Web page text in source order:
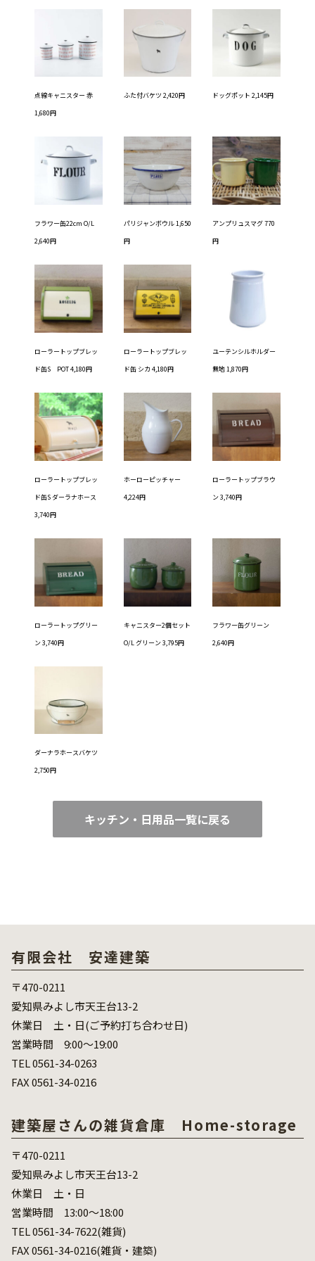
点線キャニスター 赤
1,680円
ふた付バケツ 2,420円 ドッグポット 2,145円
フラワー缶22cm O/L
2,640円
パリジャンボウル 1,650
円
アンプリュスマグ 770
円
ローラートップブレッ
ド缶S POT 4,180円
ローラートップブレッ
ド缶 シカ 4,180円
ユーテンシルホルダー
無地 1,870円
ローラートップブレッ
ド缶S ダーラナホース
3,740円
ホーローピッチャー
4,224円
ローラートップブラウ
ン 3,740円
ローラートップグリー
ン 3,740円
キャニスター2個セット
O/L グリーン 3,795円
フラワー缶グリーン
2,640円
ダーナラホースバケツ
2,750円
キッチン・日用品一覧に戻る
有限会社 安達建築
〒470-0211
愛知県みよし市天王台13-2
休業日 土・日(ご予約打ち合わせ日)
営業時間 9:00～19:00
TEL 0561-34-0263
FAX 0561-34-0216
建築屋さんの雑貨倉庫 Home-storage
〒470-0211
愛知県みよし市天王台13-2
休業日 土・日
営業時間 13:00～18:00
TEL 0561-34-7622(雑貨)
FAX 0561-34-0216(雑貨・建築)